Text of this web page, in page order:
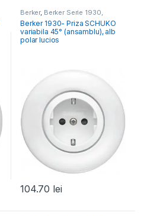
Berker, Berker Serie 1930,
Porzellan, Glass, R.Classic
Berker 1930- Priza SCHUKO
variabila 45° (ansamblu), alb
polar lucios
104.70 lei